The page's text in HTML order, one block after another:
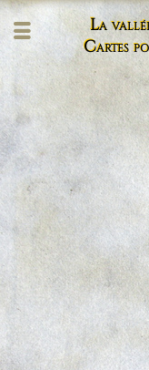
La
Cartes